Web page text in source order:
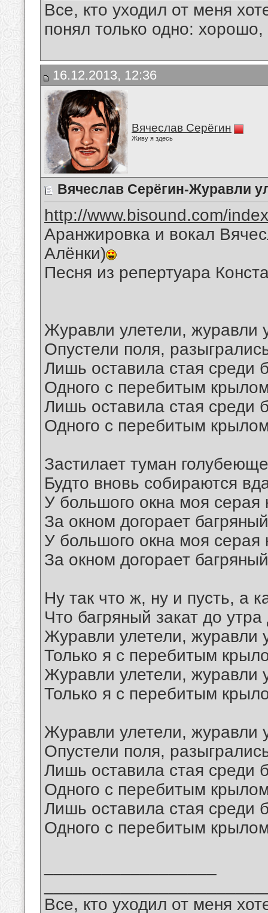
Все, кто уходил от меня
понял только одно:
16.12.2013, 12:36
Вячеслав Серёгин
Живу я здесь
Вячеслав Серёгин-Журавли
http://www.bisound.com/
Аранжировка и вокал
Алёнки)
Песня из репертуара
Журавли улетели, журавли
Опустели поля,
Лишь оставила стая среди
Одного с перебитым
Лишь оставила стая среди
Одного с перебитым
Застилает туман
Будто вновь собираются
У большого окна моя серая
За окном догорает
У большого окна моя серая
За окном догорает
Ну так что ж, ну и пусть, а
Что багряный закат до утра
Журавли улетели, журавли
Только я с перебитым
Журавли улетели, журавли
Только я с перебитым
Журавли улетели, журавли
Опустели поля,
Лишь оставила стая среди
Одного с перебитым
Лишь оставила стая среди
Одного с перебитым
Все, кто уходил от меня